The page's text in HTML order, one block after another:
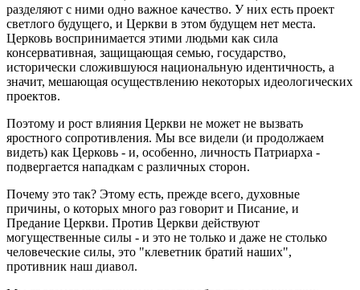
разделяют с ними одно важное качество. У них есть проект
светлого будущего, и Церкви в этом будущем нет места.
Церковь воспринимается этими людьми как сила
консервативная, защищающая семью, государство,
исторически сложившуюся национальную идентичность, а
значит, мешающая осуществлению некоторых идеологических
проектов.
Поэтому и рост влияния Церкви не может не вызвать
яростного сопротивления. Мы все видели (и продолжаем
видеть) как Церковь - и, особенно, личность Патриарха -
подвергается нападкам с различных сторон.
Почему это так? Этому есть, прежде всего, духовные
причины, о которых много раз говорит и Писание, и
Предание Церкви. Против Церкви действуют
могущественные силы - и это не только и даже не столько
человеческие силы, это "клеветник братий наших",
противник наш диавол.